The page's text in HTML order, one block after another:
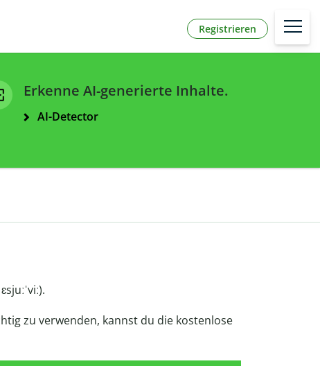
Registrieren
Erkenne AI-generierte Inhalte.
AI-Detector
ɛsjuːˈviː).
zu verwenden, kannst du die kostenlose